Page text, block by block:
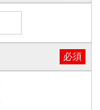
必須